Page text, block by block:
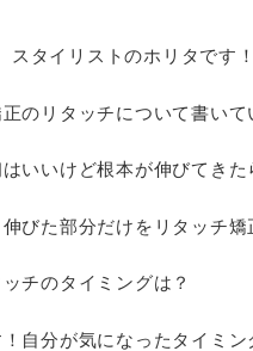
スタイリストのホリタです！
のリタッチについて書いて
いいけど根本が伸びてき
びた部分だけをリタッチ矯
チのタイミングは？
自分が気になったタイミン